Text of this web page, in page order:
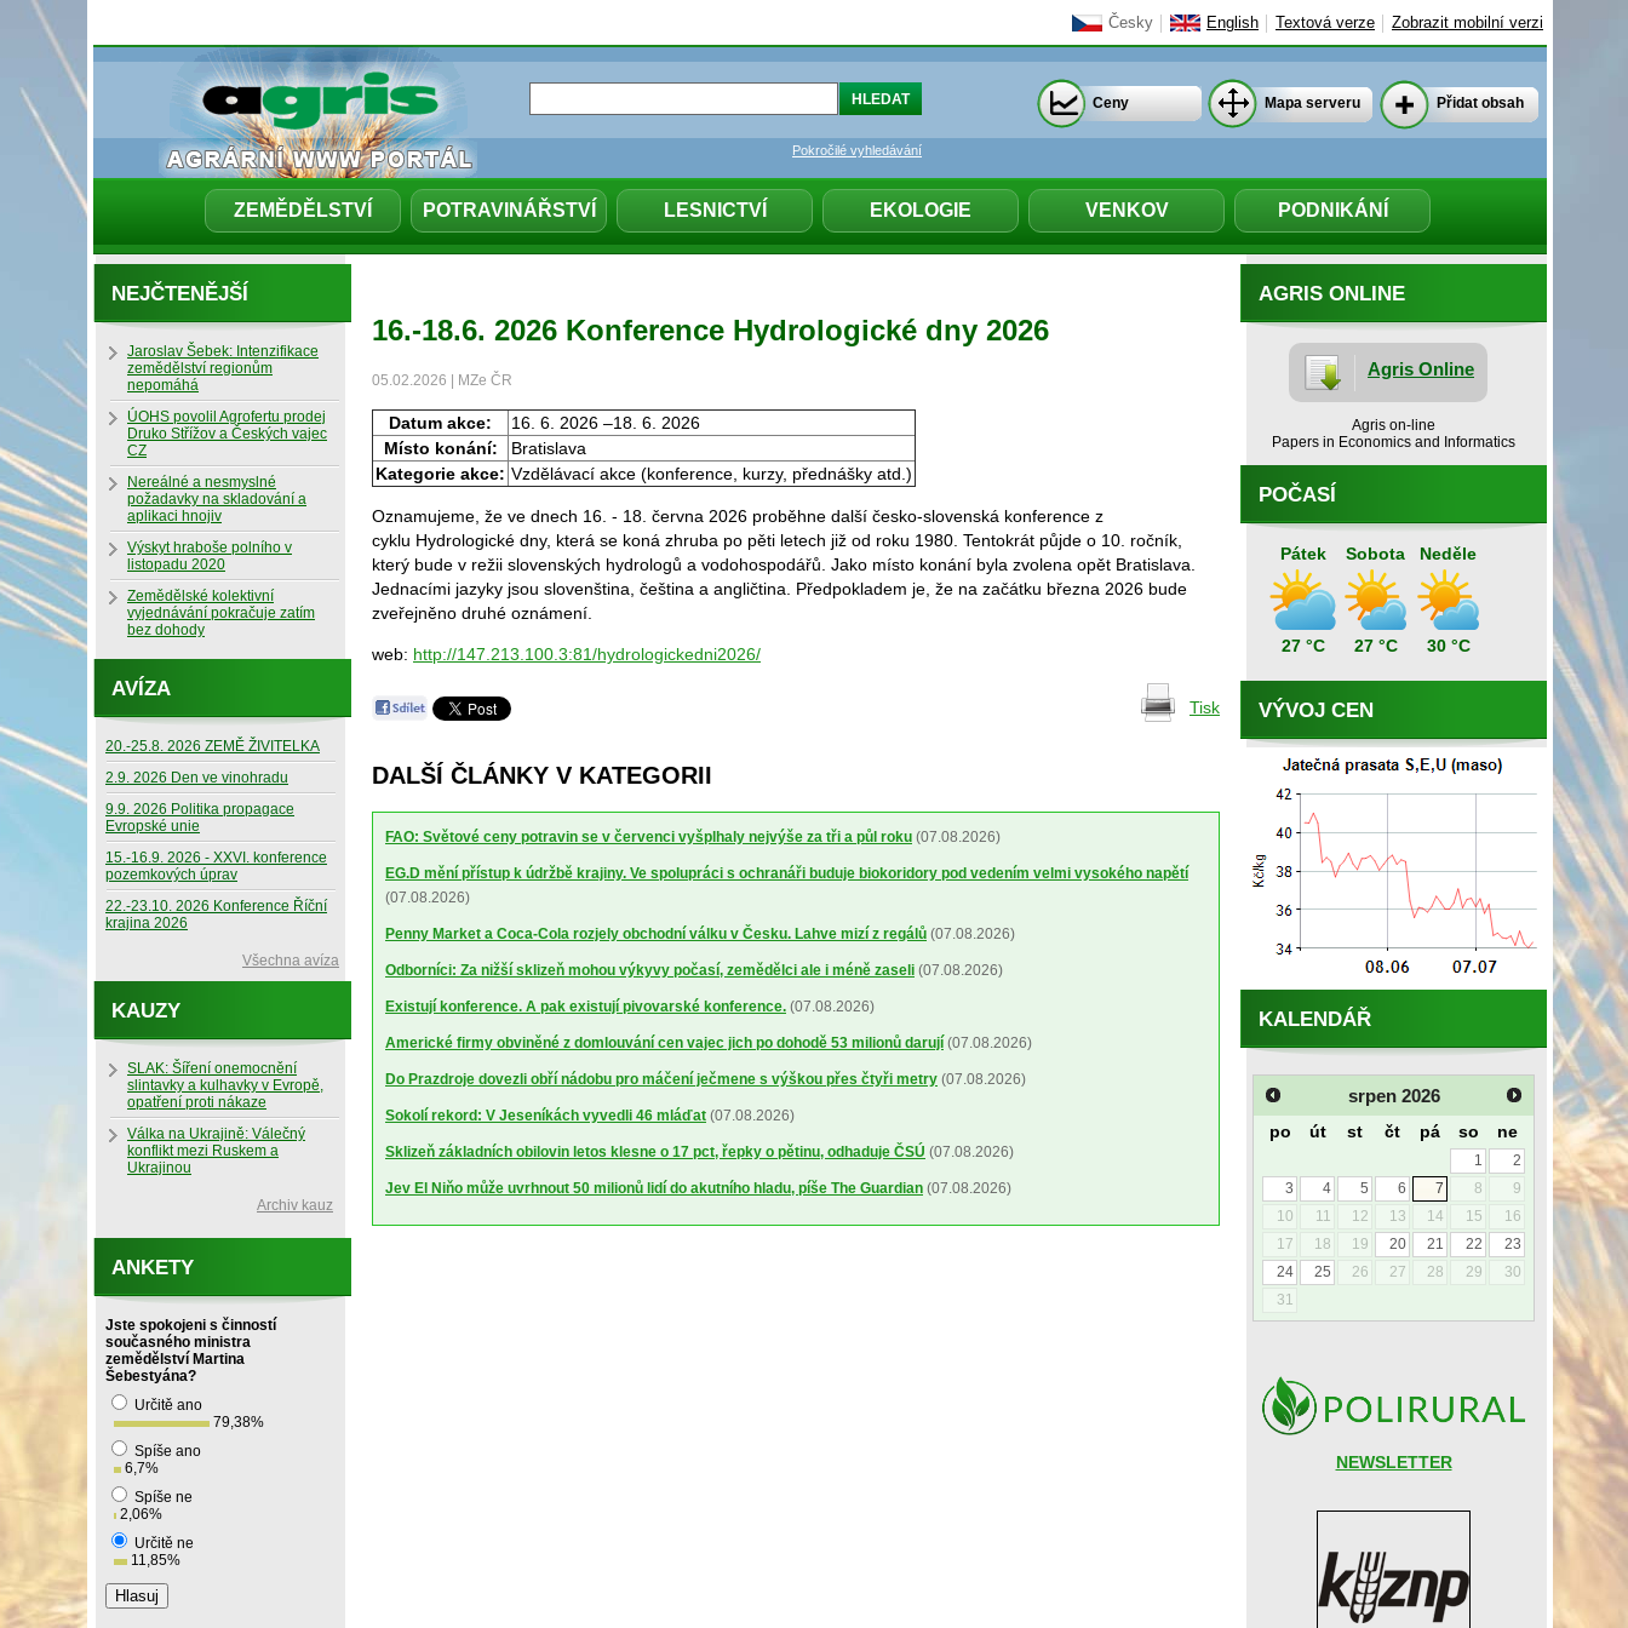
Česky English Textová verze Zobrazit mobilní verzi
ZEMĚDĚLSTVÍ POTRAVINÁŘSTVÍ LESNICTVÍ EKOLOGIE VENKOV PODNIKÁNÍ
Pokročilé vyhledávání
Ceny Mapa serveru Přidat obsah
16.-18.6. 2026 Konference Hydrologické dny 2026
05.02.2026 | MZe ČR
Datum akce:
16. 6. 2026 –18. 6. 2026
Místo konání:
Bratislava
Kategorie akce: Vzdělávací akce (konference, kurzy, přednášky atd.)
Oznamujeme, že ve dnech 16. - 18. června 2026 proběhne další česko-slovenská konference z
cyklu Hydrologické dny, která se koná zhruba po pěti letech již od roku 1980. Tentokrát půjde o 10. ročník,
který bude v režii slovenských hydrologů a vodohospodářů. Jako místo konání byla zvolena opět Bratislava.
Jednacími jazyky jsou slovenština, čeština a angličtina. Předpokladem je, že na začátku března 2026 bude
zveřejněno druhé oznámení.
web: http://147.213.100.3:81/hydrologickedni2026/
Tisk
DALŠÍ ČLÁNKY V KATEGORII
FAO: Světové ceny potravin se v červenci vyšplhaly nejvýše za tři a půl roku (07.08.2026)
EG.D mění přístup k údržbě krajiny. Ve spolupráci s ochranáři buduje biokoridory pod vedením velmi vysokého napětí
(07.08.2026)
Penny Market a Coca-Cola rozjely obchodní válku v Česku. Lahve mizí z regálů (07.08.2026)
Odborníci: Za nižší sklizeň mohou výkyvy počasí, zemědělci ale i méně zaseli (07.08.2026)
Existují konference. A pak existují pivovarské konference. (07.08.2026)
Americké firmy obviněné z domlouvání cen vajec jich po dohodě 53 milionů darují (07.08.2026)
Do Prazdroje dovezli obří nádobu pro máčení ječmene s výškou přes čtyři metry (07.08.2026)
Sokolí rekord: V Jeseníkách vyvedli 46 mláďat (07.08.2026)
Sklizeň základních obilovin letos klesne o 17 pct, řepky o pětinu, odhaduje ČSÚ (07.08.2026)
Jev El Niňo může uvrhnout 50 milionů lidí do akutního hladu, píše The Guardian (07.08.2026)
AGRIS ONLINE
Agris Online
Agris on-line
Papers in Economics and Informatics
POČASÍ
Pátek
27 °C
Sobota
27 °C
Neděle
30 °C
VÝVOJ CEN
KALENDÁŘ
srpen 2026
po út st čt pá so ne
1
2
3
4 5 6 7 8
9
10
11 12 13 14 15
16
17
18 19 20 21 22
23
24
25 26 27 28 29
30
31
NEWSLETTER
NEJČTENĚJŠÍ
Jaroslav Šebek: Intenzifikace
zemědělství regionům
nepomáhá
ÚOHS povolil Agrofertu prodej
Druko Střížov a Českých vajec
CZ
Nereálné a nesmyslné
požadavky na skladování a
aplikaci hnojiv
Výskyt hraboše polního v
listopadu 2020
Zemědělské kolektivní
vyjednávání pokračuje zatím
bez dohody
AVÍZA
20.-25.8. 2026 ZEMĚ ŽIVITELKA
2.9. 2026 Den ve vinohradu
9.9. 2026 Politika propagace
Evropské unie
15.-16.9. 2026 - XXVI. konference
pozemkových úprav
22.-23.10. 2026 Konference Říční
krajina 2026
Všechna avíza
KAUZY
SLAK: Šíření onemocnění
slintavky a kulhavky v Evropě,
opatření proti nákaze
Válka na Ukrajině: Válečný
konflikt mezi Ruskem a
Ukrajinou
Archiv kauz
ANKETY
Jste spokojeni s činností
současného ministra
zemědělství Martina
Šebestyána?
Určitě ano
79,38%
Spíše ano
6,7%
Spíše ne
2,06%
Určitě ne
11,85%